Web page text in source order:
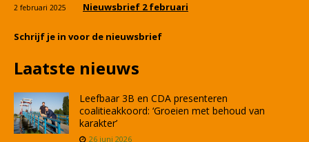
2 februari 2025 Nieuwsbrief 2 februari
Schrijf je in voor de nieuwsbrief
Laatste nieuws
Leefbaar 3B en CDA presenteren
coalitieakkoord: ‘Groeien met behoud van
karakter’
26 juni 2026